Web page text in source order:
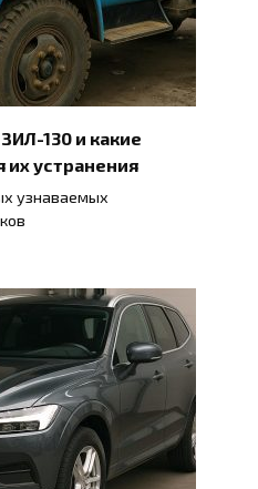
130 и какие
их устранения
узнаваемых